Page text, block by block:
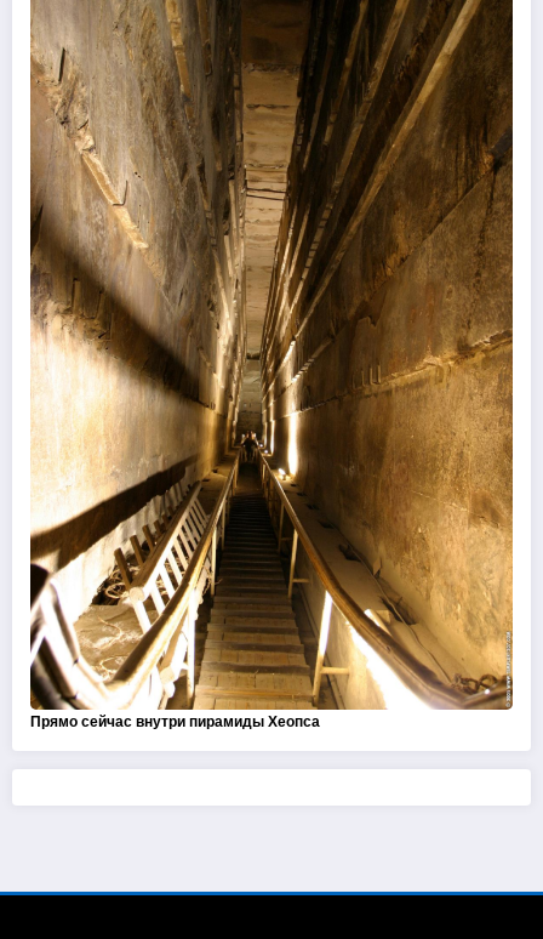
Прямо сейчас внутри пирамиды Хеопса